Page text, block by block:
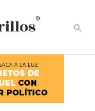
®
search